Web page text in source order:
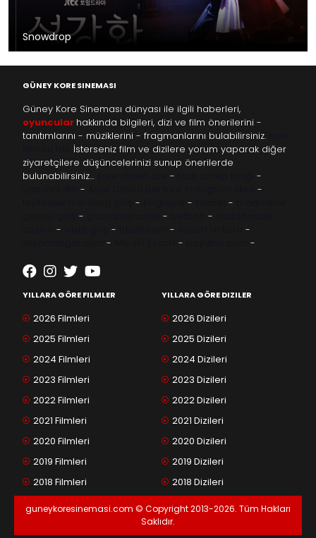
Snowdrop
GÜNEY KORE SINEMASI
Güney Kore Sineması dünyası ile ilgili haberleri,
oyuncular hakkında bilgileri, dizi ve film önerilerini -
tanıtımlarını - müziklerini - fragmanlarını bulabilirsiniz.
İsterseniz film ve dizilere yorum yaparak diğer
ziyaretçilere düşüncelerinizi sunup önerilerde
bulunabilirsiniz…
-
-
-
-
- - -
- - -
- - -
-
- - -
YILLARA GÖRE FILMLER
2026 Filmleri
2025 Filmleri
2024 Filmleri
2023 Filmleri
2022 Filmleri
2021 Filmleri
2020 Filmleri
2019 Filmleri
2018 Filmleri
YILLARA GÖRE DIZILER
2026 Dizileri
2025 Dizileri
2024 Dizileri
2023 Dizileri
2022 Dizileri
2021 Dizileri
2020 Dizileri
2019 Dizileri
2018 Dizileri
guneykoresinemasi.com © Copyright 2013-2026. Tüm Hakları
Saklıdır.